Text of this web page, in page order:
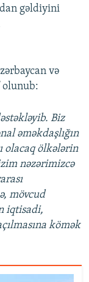
gəldiyini
və
Biz
əməkdaşlığın
olacaq ölkələrin
nəzərimizcə
mövcud
iqtisadi,
kömək